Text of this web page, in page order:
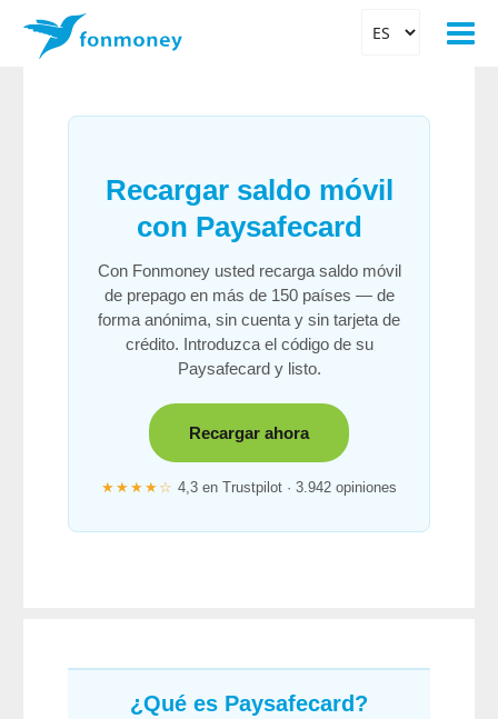
Recargar saldo móvil
con Paysafecard
Con Fonmoney usted recarga saldo móvil
de prepago en más de 150 países — de
forma anónima, sin cuenta y sin tarjeta de
crédito. Introduzca el código de su
Paysafecard y listo.
Recargar ahora
★★★★☆ 4,3 en Trustpilot · 3.942 opiniones
¿Qué es Paysafecard?